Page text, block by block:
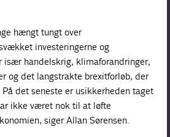
hængt tungt over
investeringerne og
især handelskrig, klimaforandringer,
og det langstrakte brexitforløb, der
det seneste er usikkerheden taget
ikke været nok til at løfte
siger Allan Sørensen.